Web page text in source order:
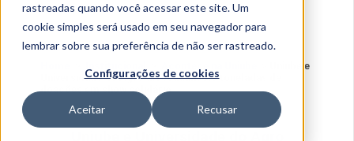
rastreadas quando você acessar este site. Um
cookie simples será usado em seu navegador para
lembrar sobre sua preferência de não ser rastreado.
Configurações de cookies
Aceitar Recusar
Uniube e
Universidade do Agro arrecadam 5,5 toneladas de
doações em show solidário